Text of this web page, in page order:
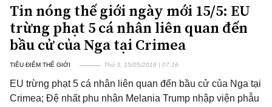
Tin nóng thế giới ngày mới 15/5: EU
trừng phạt 5 cá nhân liên quan đến
bầu cử của Nga tại Crimea
TIÊU ĐIỂM THẾ GIỚI Thứ 3, 15/05/2018 | 07:16
EU trừng phạt 5 cá nhân liên quan đến bầu cử của Nga tại
Crimea; Đệ nhất phu nhân Melania Trump nhập viện phẫu